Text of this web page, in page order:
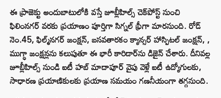
ఈ ప్రాజెక్టు అందుబాటులోకి వస్తే జూబ్లీహిల్స్ చెక్‌పోస్ట్ నుంచి
ఫిలింనగర్ వరకు ప్రయాణం పూర్తిగా సిగ్నల్ ఫ్రీగా మారనుంది. రోడ్
నెం.45, ఫిల్మ్‌నగర్ జంక్షన్, బసవతారకం క్యాన్సర్ హాస్పిటల్ జంక్షన్, ,
ముగ్ధా జంక్షన్లను కలుపుతూ ఈ భారీ కారిడార్‌ను డిజైన్ చేశారు. దీనివల్ల
జూబ్లీహిల్స్ నుండి ఐటీ హబ్ మాదాపూర్ వైపు వెళ్లే ఐటీ ఉద్యోగులకు,
సాధారణ ప్రయాణికులకు ప్రయాణ సమయం గణనీయంగా తగ్గనుంది.